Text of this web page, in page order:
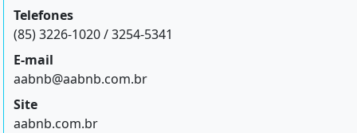
Telefones
(85) 3226-1020 / 3254-5341
E-mail
aabnb@aabnb.com.br
Site
aabnb.com.br